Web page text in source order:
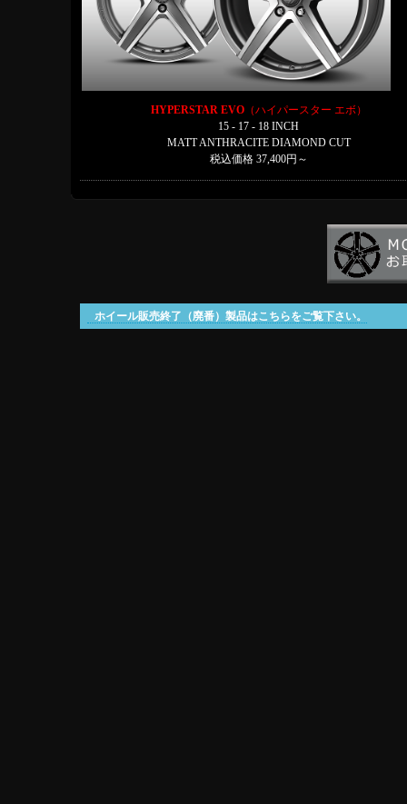
HYPERSTAR EVO（ハイパースター エボ）
15 - 17 - 18 INCH
MATT ANTHRACITE DIAMOND CUT
税込価格 37,400円～
ホイール販売終了（廃番）製品はこちらをご覧下さい。